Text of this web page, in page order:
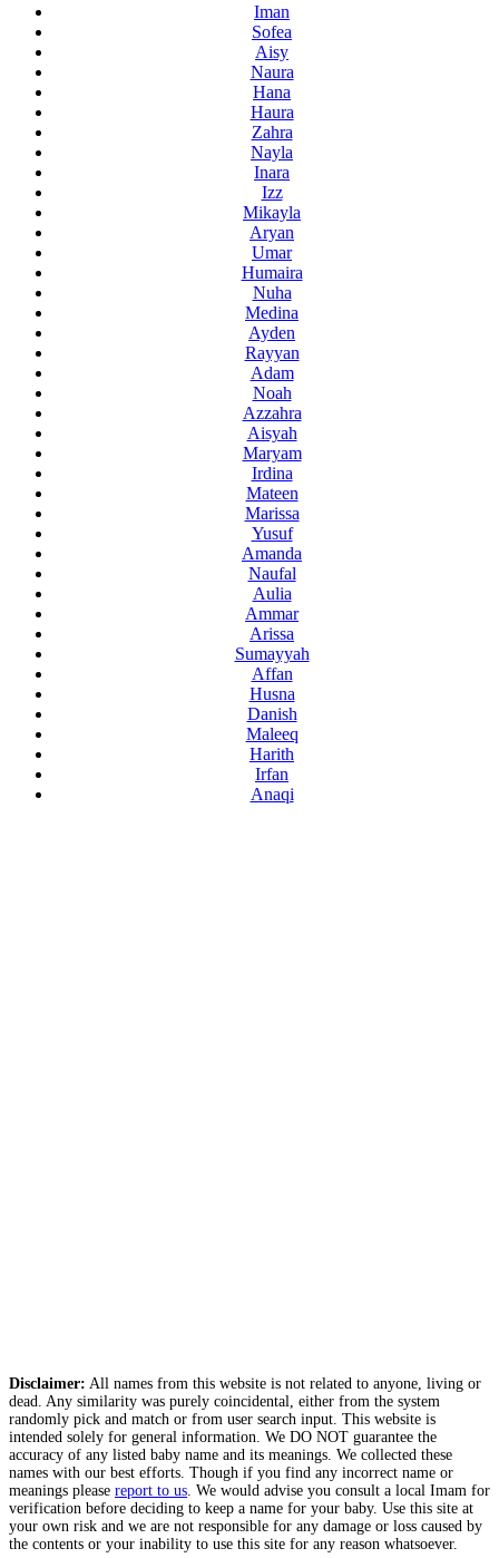
Iman
Sofea
Aisy
Naura
Hana
Haura
Zahra
Nayla
Inara
Izz
Mikayla
Aryan
Umar
Humaira
Nuha
Medina
Ayden
Rayyan
Adam
Noah
Azzahra
Aisyah
Maryam
Irdina
Mateen
Marissa
Yusuf
Amanda
Naufal
Aulia
Ammar
Arissa
Sumayyah
Affan
Husna
Danish
Maleeq
Harith
Irfan
Anaqi
Disclaimer: All names from this website is not related to anyone, living or
dead. Any similarity was purely coincidental, either from the system
randomly pick and match or from user search input. This website is
intended solely for general information. We DO NOT guarantee the
accuracy of any listed baby name and its meanings. We collected these
names with our best efforts. Though if you find any incorrect name or
meanings please report to us . We would advise you consult a local Imam for
verification before deciding to keep a name for your baby. Use this site at
your own risk and we are not responsible for any damage or loss caused by
the contents or your inability to use this site for any reason whatsoever.